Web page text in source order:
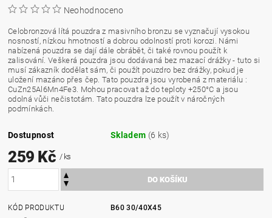
Neohodnoceno
Celobronzová lítá pouzdra z masivního bronzu se vyznačují vysokou
nosností, nízkou hmotností a dobrou odolností proti korozi. Námi
nabízená pouzdra se dají dále obrábět, či také rovnou použít k
zalisování. Veškerá pouzdra jsou dodávaná bez mazací drážky - tuto si
musí zákazník dodělat sám, či použít pouzdro bez drážky, pokud je
uložení mazáno přes čep. Tato pouzdra jsou vyrobená z materiálu :
CuZn25Al6Mn4Fe3. Mohou pracovat až do teploty +250°C a jsou
odolná vůči nečistotám. Tato pouzdra lze použít v náročných
podmínkách.
Dostupnost Skladem (6 ks)
259 Kč / ks
KÓD PRODUKTU
B60 30/40X45